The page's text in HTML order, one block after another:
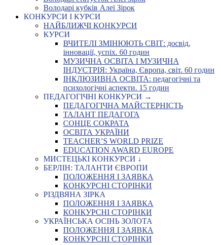
Володарі кубків Алеї Зірок
КОНКУРСИ І КУРСИ
НАЙБЛИЖЧІ КОНКУРСИ
КУРСИ
ВЧИТЕЛІ ЗМІНЮЮТЬ СВІТ: досвід,
інновації, успіх. 60 годин
МУЗИЧНА ОСВІТА І МУЗИЧНА
ІНДУСТРІЯ: Україна, Європа, світ. 60 годин
ІНКЛЮЗИВНА ОСВІТА: педагогічні та
психологічні аспекти. 15 годин
ПЕДАГОГІЧНІ КОНКУРСИ →
ПЕДАГОГІЧНА МАЙСТЕРНІСТЬ
ТАЛАНТ ПЕДАГОГА
СОНЦЕ СОКРАТА
ОСВІТА УКРАЇНИ
TEACHER’S WORLD PRIZE
EDUCATION AWARD EUROPE
МИСТЕЦЬКІ КОНКУРСИ ↓
БЕРЛІН: ТАЛАНТИ ЄВРОПИ
ПОЛОЖЕННЯ І ЗАЯВКА
КОНКУРСНІ СТОРІНКИ
РІЗДВЯНА ЗІРКА
ПОЛОЖЕННЯ І ЗАЯВКА
КОНКУРСНІ СТОРІНКИ
УКРАЇНСЬКА ОСІНЬ ЗОЛОТА
ПОЛОЖЕННЯ І ЗАЯВКА
КОНКУРСНІ СТОРІНКИ